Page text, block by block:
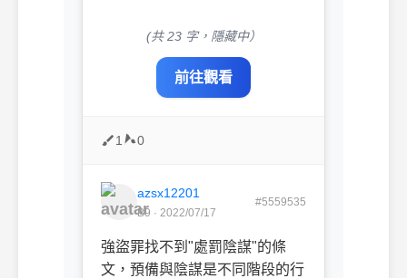
(共 23 字，隱藏中）
前往觀看
1 0
azsx12201
B9 · 2022/07/17
#5559535
強盜罪找不到"處罰陰謀"的條
文，預備與陰謀是不同階段的行